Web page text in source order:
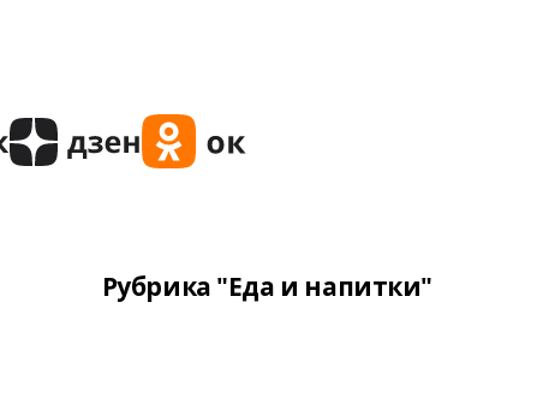
Рубрика "Еда и напитки"